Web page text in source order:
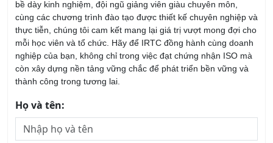
Khóa học Kỹ Năng Chăm Sóc Khách Hàng
13/08/2026
Khóa học Kỹ năng Huấn Luyện Đội Ngũ Bán
Hàng
27/08/2026
Khóa học Giám Sát Bán Hàng Chuyên Nghiệp
20/08/2026
Khóa học ASM - Quản lý Kinh Doanh Khu Vực
20/08/2026